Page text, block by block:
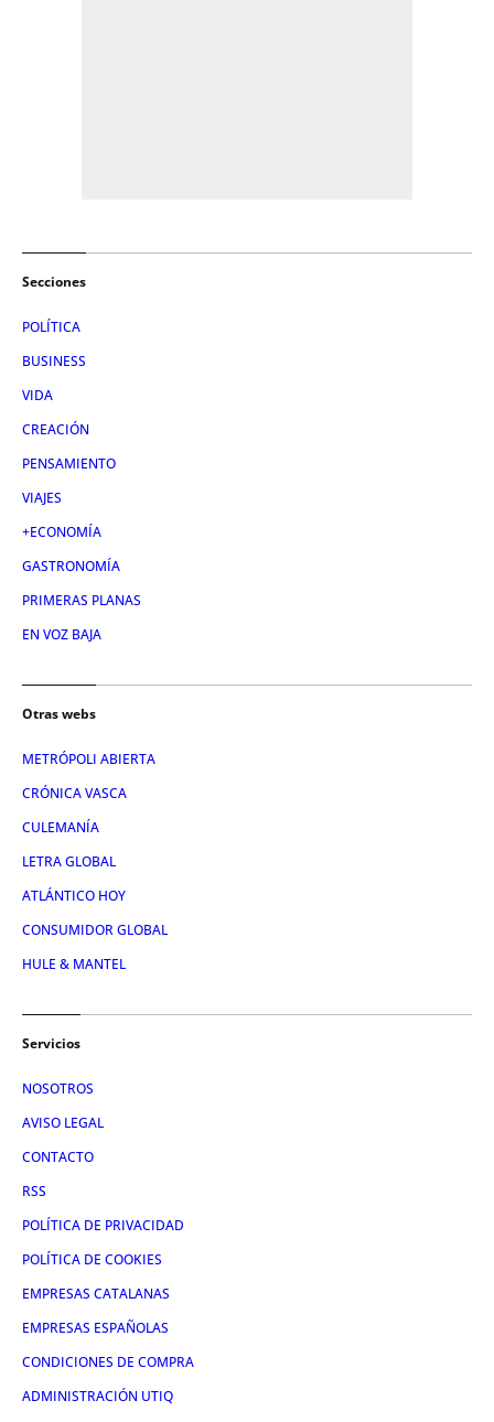
Secciones
POLÍTICA
BUSINESS
VIDA
CREACIÓN
PENSAMIENTO
VIAJES
+ECONOMÍA
GASTRONOMÍA
PRIMERAS PLANAS
EN VOZ BAJA
Otras webs
METRÓPOLI ABIERTA
CRÓNICA VASCA
CULEMANÍA
LETRA GLOBAL
ATLÁNTICO HOY
CONSUMIDOR GLOBAL
HULE & MANTEL
Servicios
NOSOTROS
AVISO LEGAL
CONTACTO
RSS
POLÍTICA DE PRIVACIDAD
POLÍTICA DE COOKIES
EMPRESAS CATALANAS
EMPRESAS ESPAÑOLAS
CONDICIONES DE COMPRA
ADMINISTRACIÓN UTIQ